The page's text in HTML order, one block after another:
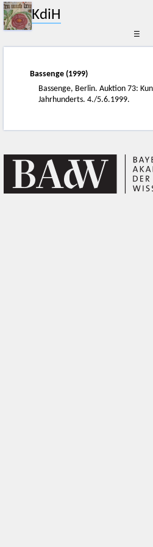
KdiH
☰
Bassenge (1999)
Bassenge, Berlin. Auktion 73:
Jahrhunderts. 4./5.6.1999.